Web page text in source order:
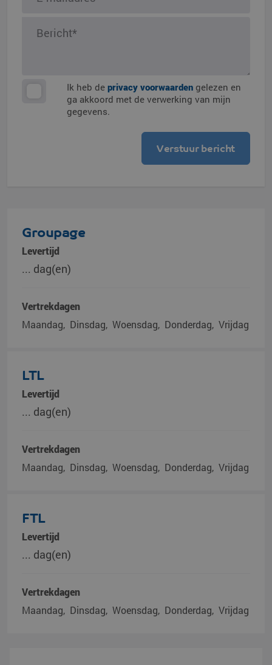
Ik heb de privacy voorwaarden gelezen en
ga akkoord met de verwerking van mijn
gegevens.
Groupage
Levertijd
... dag(en)
Vertrekdagen
Maandag
Dinsdag Woensdag Donderdag Vrijdag
LTL
Levertijd
... dag(en)
Vertrekdagen
Maandag
Dinsdag Woensdag Donderdag Vrijdag
FTL
Levertijd
... dag(en)
Vertrekdagen
Maandag
Dinsdag Woensdag Donderdag Vrijdag